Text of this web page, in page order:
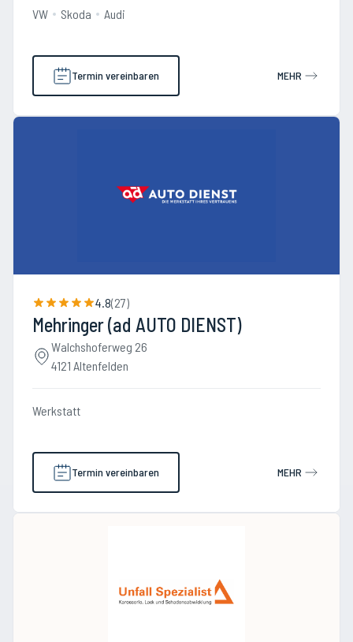
VW Skoda Audi
Termin vereinbaren MEHR
4.8(27)
Mehringer (ad AUTO DIENST)
Walchshoferweg 26
4121 Altenfelden
Werkstatt
Termin vereinbaren MEHR